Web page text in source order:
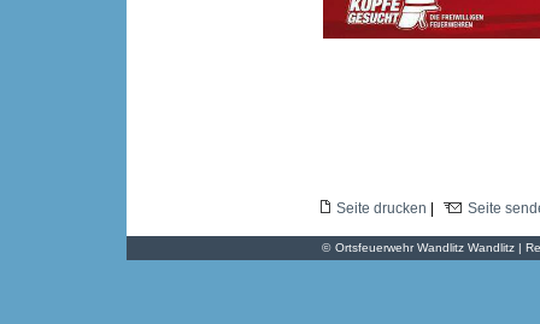
Seite drucken Seite
© Ortsfeuerwehr Wandlitz Wandlitz |